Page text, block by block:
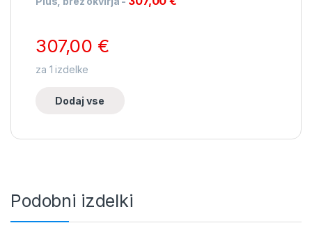
307,00€
za 1 izdelke
Dodaj vse
Podobni izdelki